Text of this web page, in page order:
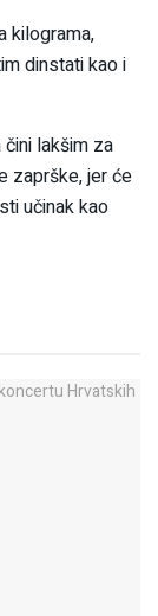
kilograma,
dinstati kao i
lakšim za
zaprške, jer će
učinak kao